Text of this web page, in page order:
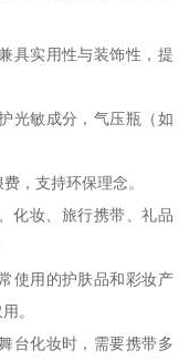
具实用性与装饰性，提
光敏成分，气压瓶（如
，支持环保理念。
化妆、旅行携带、礼品
使用的护肤品和彩妆产
。
台化妆时，需要携带多